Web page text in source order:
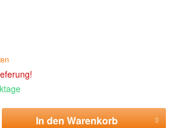
In denWarenkorb